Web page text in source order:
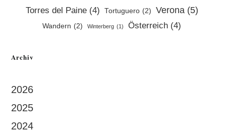
Torres del Paine (4) Tortuguero (2) Verona (5)
Wandern (2) Winterberg (1) Österreich (4)
Archiv
2026
2025
2024